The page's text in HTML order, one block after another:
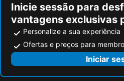
Inicie sessão para
vantagens exclusivas
Personalize a sua experiência
Ofertas e preços para
Iniciar